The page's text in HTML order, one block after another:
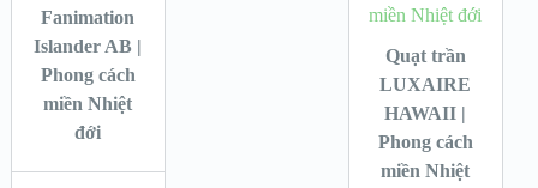
Fanimation
Islander AB |
Phong cách
miền Nhiệt
đới
Quạt trần
LUXAIRE
HAWAII |
Phong cách
miền Nhiệt